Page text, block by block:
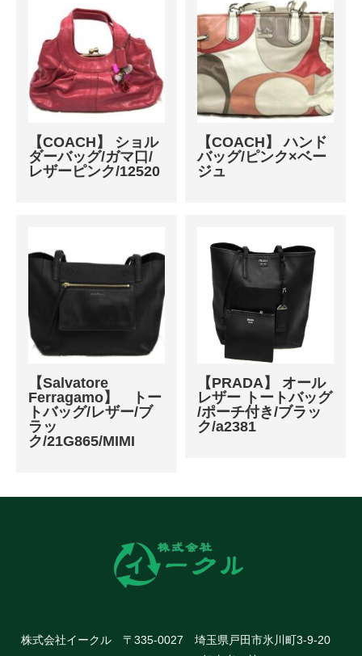
【COACH】 ショル
ダーバッグ/ガマ口/
レザーピンク/12520
【COACH】 ハンド
バッグ/ピンク×ベー
ジュ
【Salvatore
Ferragamo】 トー
トバッグ/レザー/ブ
ラッ
ク/21G865/MIMI
【PRADA】 オール
レザー トートバッグ
/ポーチ付き/ブラッ
ク/a2381
株式会社イークル 〒335-0027 埼玉県戸田市氷川町3-9-20